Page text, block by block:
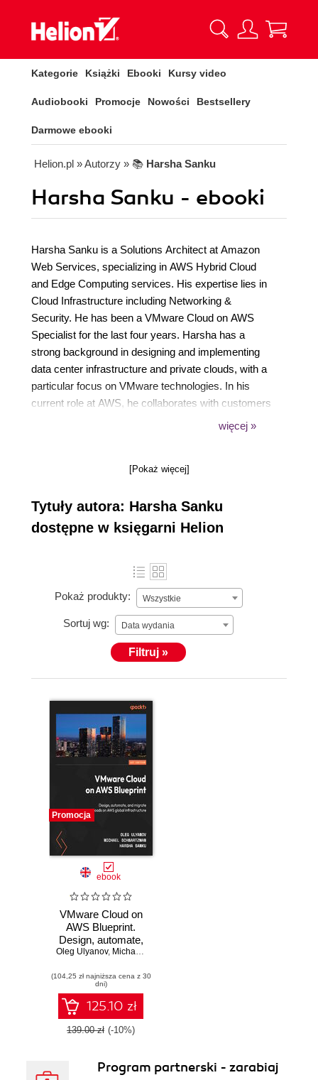
Kategorie Książki Ebooki Kursy video
Audiobooki Promocje Nowości Bestsellery
Darmowe ebooki
Helion.pl » Autorzy » 📚 Harsha Sanku
Harsha Sanku - ebooki
Harsha Sanku is a Solutions Architect at Amazon
Web Services, specializing in AWS Hybrid Cloud
and Edge Computing services. His expertise lies in
Cloud Infrastructure including Networking &
Security. He has been a VMware Cloud on AWS
Specialist for the last four years. Harsha has a
strong background in designing and implementing
data center infrastructure and private clouds, with a
particular focus on VMware technologies. In his
current role at AWS, he collaborates with customers
to migrate and modernize their hybrid cloudwięcej »
[Pokaż więcej]
Tytuły autora: Harsha Sanku
dostępne w księgarni Helion
Pokaż produkty: Wszystkie
Sortuj wg: Data wydania
Filtruj »
Promocja
ebook
VMware Cloud on
AWS Blueprint.
Design, automate,
and migrate
on AWS global
infrastructure
Oleg Ulyanov, Michael Schwartzman
(104,25 zł najniższa cena z 30
dni)
125.10 zł
139.00 zł (-10%)
Program partnerski - zarabiaj